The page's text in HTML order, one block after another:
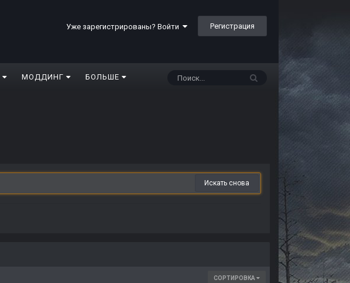
Уже зарегистрированы? Войти Регистрация
МОДДИНГ БОЛЬШЕ
Искать снова
СОРТИРОВКА